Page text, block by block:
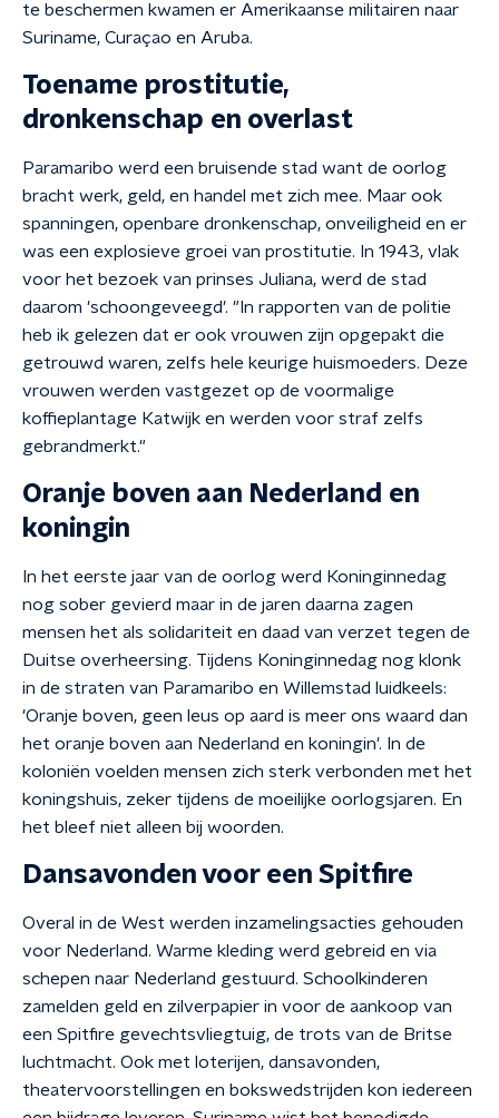
te beschermen kwamen er Amerikaanse militairen naar
Suriname, Curaçao en Aruba.
Toename prostitutie,
dronkenschap en overlast
Paramaribo werd een bruisende stad want de oorlog
bracht werk, geld, en handel met zich mee. Maar ook
spanningen, openbare dronkenschap, onveiligheid en er
was een explosieve groei van prostitutie. In 1943, vlak
voor het bezoek van prinses Juliana, werd de stad
daarom 'schoongeveegd'. "In rapporten van de politie
heb ik gelezen dat er ook vrouwen zijn opgepakt die
getrouwd waren, zelfs hele keurige huismoeders. Deze
vrouwen werden vastgezet op de voormalige
koffieplantage Katwijk en werden voor straf zelfs
gebrandmerkt."
Oranje boven aan Nederland en
koningin
In het eerste jaar van de oorlog werd Koninginnedag
nog sober gevierd maar in de jaren daarna zagen
mensen het als solidariteit en daad van verzet tegen de
Duitse overheersing. Tijdens Koninginnedag nog klonk
in de straten van Paramaribo en Willemstad luidkeels:
'Oranje boven, geen leus op aard is meer ons waard dan
het oranje boven aan Nederland en koningin'. In de
koloniën voelden mensen zich sterk verbonden met het
koningshuis, zeker tijdens de moeilijke oorlogsjaren. En
het bleef niet alleen bij woorden.
Dansavonden voor een Spitfire
Overal in de West werden inzamelingsacties gehouden
voor Nederland. Warme kleding werd gebreid en via
schepen naar Nederland gestuurd. Schoolkinderen
zamelden geld en zilverpapier in voor de aankoop van
een Spitfire gevechtsvliegtuig, de trots van de Britse
luchtmacht. Ook met loterijen, dansavonden,
theatervoorstellingen en bokswedstrijden kon iedereen